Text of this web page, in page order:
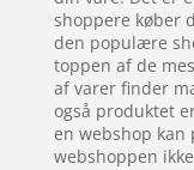
shoppere køber
den populære
toppen af de
af varer finder
også produktet
en webshop
webshoppen